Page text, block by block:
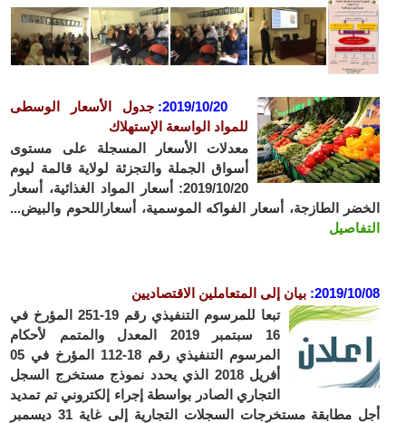
2019/10/20: جدول الأسعار الوسطى
للمواد الواسعة الإستهلاك
معدلات الأسعار المسجلة على مستوى
أسواق الجملة والتجزئة لولاية قالمة ليوم
2019/10/20: أسعار المواد الغذائية، أسعار
الخضر الطازجة، أسعار الفواكه الموسمية، أسعاراللحوم والبيض...
التفاصيل
2019/10/08
: بيان إلى المتعاملين الاقتصاديين
تبعا للمرسوم التنفيذي رقم 19-251 المؤرخ في
16 سبتمبر 2019 المعدل والمتمم لأحكام
المرسوم التنفيذي رقم 18-112 المؤرخ في 05
أفريل 2018 الذي يحدد نموذج مستخرج السجل
التجاري الصادر بواسطة إجراء إلكتروني تم تمديد
أجل مطابقة مستخرجات السجلات التجارية إلى غاية 31 ديسمبر